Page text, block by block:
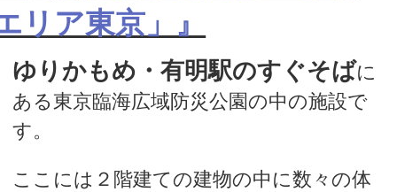
リア東京」』
ゆりかもめ・有明駅のすぐそばに
ある東京臨海広域防災公園の中の施設で
す。
ここには２階建ての建物の中に数々の体